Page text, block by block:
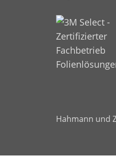
Hahmann und